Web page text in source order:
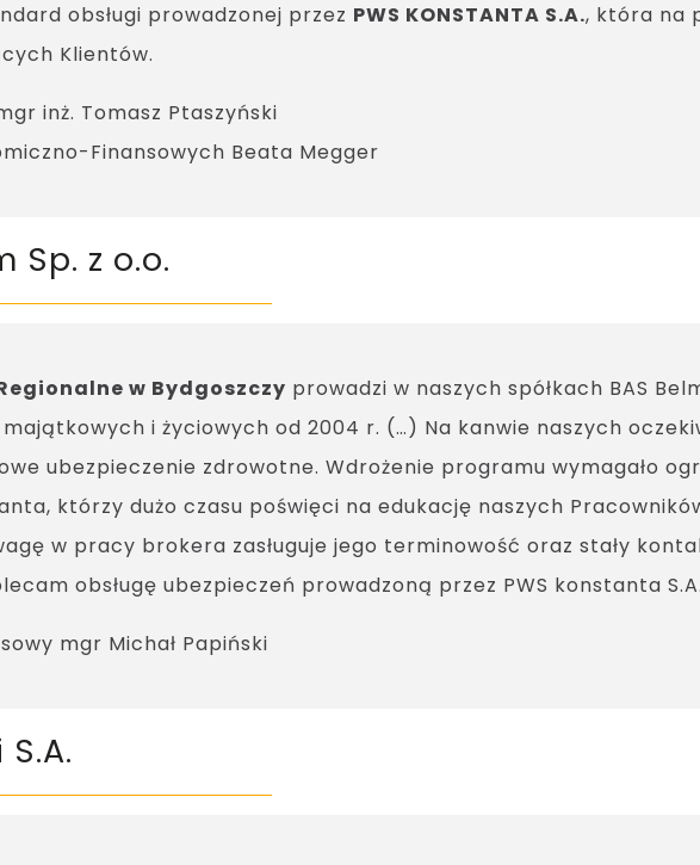
obsługi prowadzonej przez PWS KONSTANTA S.A., która na
Klientów.
inż. Tomasz Ptaszyński
Finansowych Beata Megger
Sp. z o.o.
Regionalne w Bydgoszczy prowadzi w naszych spółkach BAS
i życiowych od 2004 r. (…) Na kanwie naszych
ubezpieczenie zdrowotne. Wdrożenie programu wymagało
którzy dużo czasu poświęci na edukację naszych
w pracy brokera zasługuje jego terminowość oraz stały
obsługę ubezpieczeń prowadzoną przez PWS konstanta S.A.
mgr Michał Papiński